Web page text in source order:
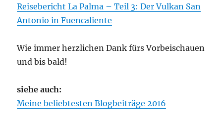
Reisebericht La Palma – Teil 3: Der Vulkan San
Antonio in Fuencaliente
Wie immer herzlichen Dank fürs Vorbeischauen
und bis bald!
siehe auch:
Meine beliebtesten Blogbeiträge 2016